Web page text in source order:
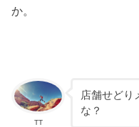
か。
TT
店舗せどり
な？